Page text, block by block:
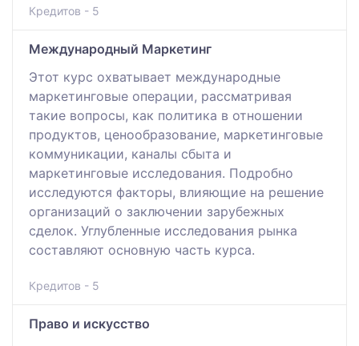
Кредитов - 5
Международный Маркетинг
Этот курс охватывает международные
маркетинговые операции, рассматривая
такие вопросы, как политика в отношении
продуктов, ценообразование, маркетинговые
коммуникации, каналы сбыта и
маркетинговые исследования. Подробно
исследуются факторы, влияющие на решение
организаций о заключении зарубежных
сделок. Углубленные исследования рынка
составляют основную часть курса.
Кредитов - 5
Право и искусство